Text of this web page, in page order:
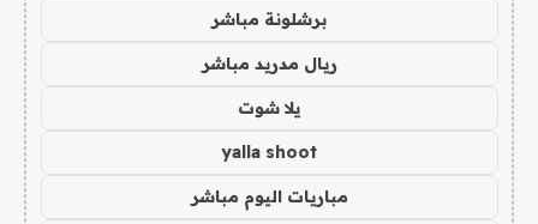
برشلونة مباشر
ريال مدريد مباشر
يلا شوت
yalla shoot
مباريات اليوم مباشر